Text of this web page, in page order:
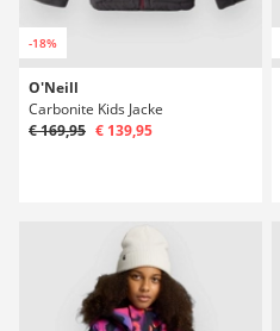
-18%
O'Neill
Carbonite Kids Jacke
€ 169,95 € 139,95